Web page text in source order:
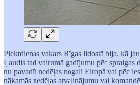
Piektdienas vakars Rīgas lidostā bija, kā
Ļaudis tad vairumā gadījumu pēc spraigas
nu pavadīt nedēļas nogali Eiropā vai pēc
nākamās nedēļas atvaļinājumu vai